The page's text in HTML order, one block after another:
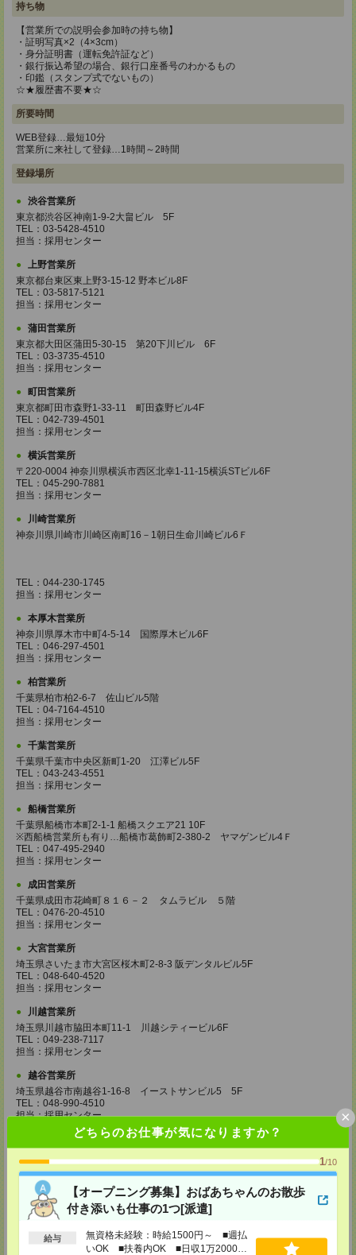
どちらのお仕事が気になりますか？
1/10
【オープニング募集】おばあちゃんのお散歩
付き添いも仕事の1つ[派遣]
給与
無資格未経験：時給1500円～ ■週払
いOK ■扶養内OK ■日収1万2000円
×
持ち物
【営業所での説明会参加時の持ち物】
・証明写真×2（4×3cm）
・身分証明書（運転免許証など）
・銀行振込希望の場合、銀行口座番号のわかるもの
・印鑑（スタンプ式でないもの）
☆★履歴書不要★☆
所要時間
WEB登録…最短10分
営業所に来社して登録…1時間～2時間
登録場所
渋谷営業所
東京都渋谷区神南1-9-2大畠ビル 5F
TEL：03-5428-4510
担当：採用センター
上野営業所
東京都台東区東上野3-15-12 野本ビル8F
TEL：03-5817-5121
担当：採用センター
蒲田営業所
東京都大田区蒲田5-30-15 第20下川ビル 6F
TEL：03-3735-4510
担当：採用センター
町田営業所
東京都町田市森野1-33-11 町田森野ビル4F
TEL：042-739-4501
担当：採用センター
横浜営業所
〒220-0004 神奈川県横浜市西区北幸1-11-15横浜STビル6F
TEL：045-290-7881
担当：採用センター
川崎営業所
神奈川県川崎市川崎区南町16－1朝日生命川崎ビル6Ｆ
TEL：044-230-1745
担当：採用センター
本厚木営業所
神奈川県厚木市中町4-5-14 国際厚木ビル6F
TEL：046-297-4501
担当：採用センター
柏営業所
千葉県柏市柏2-6-7 佐山ビル5階
TEL：04-7164-4510
担当：採用センター
千葉営業所
千葉県千葉市中央区新町1-20 江澤ビル5F
TEL：043-243-4551
担当：採用センター
船橋営業所
千葉県船橋市本町2-1-1 船橋スクエア21 10F
※西船橋営業所も有り…船橋市葛飾町2-380-2 ヤマゲンビル4Ｆ
TEL：047-495-2940
担当：採用センター
成田営業所
千葉県成田市花崎町８１６－２ タムラビル ５階
TEL：0476-20-4510
担当：採用センター
大宮営業所
埼玉県さいたま市大宮区桜木町2-8-3 阪デンタルビル5F
TEL：048-640-4520
担当：採用センター
川越営業所
埼玉県川越市脇田本町11-1 川越シティービル6F
TEL：049-238-7117
担当：採用センター
越谷営業所
埼玉県越谷市南越谷1-16-8 イーストサンビル5 5F
TEL：048-990-4510
担当：採用センター
錦糸町営業所
TEL：03-5669-4522
担当：採用センター
新宿営業所
新宿区西新宿1-8-1 新宿ビルディング5Ｆ
TEL：03-6911-4510
担当：採用センター